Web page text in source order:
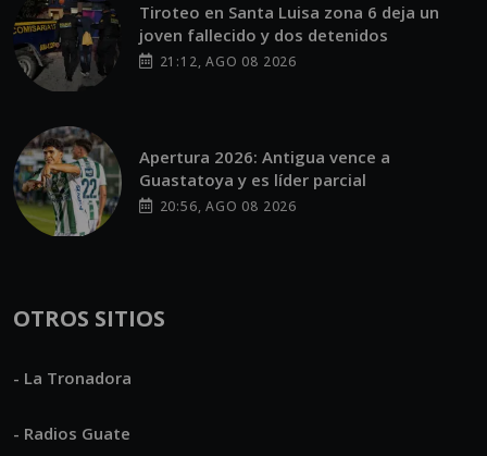
Tiroteo en Santa Luisa zona 6 deja un
joven fallecido y dos detenidos
21:12, AGO 08 2026
Apertura 2026: Antigua vence a
Guastatoya y es líder parcial
20:56, AGO 08 2026
OTROS SITIOS
- La Tronadora
- Radios Guate